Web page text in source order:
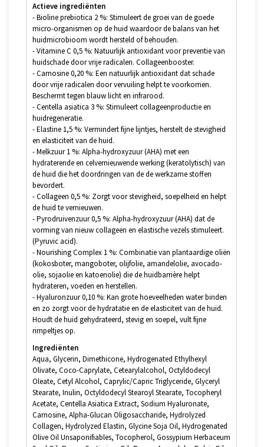
Actieve ingrediënten
- Bioline prebiotica 2 %: Stimuleert de groei van de goede
micro-organismen op de huid waardoor de balans van het
huidmicrobioom wordt hersteld of behouden.
- Vitamine C 0,5 %: Natuurlijk antioxidant voor preventie van
huidschade door vrije radicalen. Collageenbooster.
- Carnosine 0,20 %: Een natuurlijk antioxidant dat schade
door vrije radicalen door vervuiling helpt te voorkomen.
Beschermt tegen blauw licht en infrarood.
- Centella asiatica 3 %: Stimuleert collageenproductie en
huidregeneratie.
- Elastine 1,5 %: Vermindert fijne lijntjes, herstelt de stevigheid
en elasticiteit van de huid.
- Melkzuur 1 %: Alpha-hydroxyzuur (AHA) met een
hydraterende en celvernieuwende werking (keratolytisch) van
de huid die het doordringen van de de werkzame stoffen
bevordert.
- Collageen 0,5 %: Zorgt voor stevigheid, soepelheid en helpt
de huid te vernieuwen.
- Pyrodruivenzuur 0,5 %: Alpha-hydroxyzuur (AHA) dat de
vorming van nieuw collageen en elastische vezels stimuleert.
(Pyruvic acid).
- Nourishing Complex 1 %: Combinatie van plantaardige oliën
(kokosboter, mangoboter, olijfolie, amandelolie, avocado-
olie, sojaolie en katoenolie) die de huidbarrière helpt
hydrateren, voeden en herstellen.
- Hyaluronzuur 0,10 %: Kan grote hoeveelheden water binden
en zo zorgt voor de hydratatie en de elasticiteit van de huid.
Houdt de huid gehydrateerd, stevig en soepel, vult fijne
rimpeltjes op.
Ingrediënten
Aqua, Glycerin, Dimethicone, Hydrogenated Ethylhexyl
Olivate, Coco-Caprylate, Cetearylalcohol, Octyldodecyl
Oleate, Cetyl Alcohol, Caprylic/Capric Triglyceride, Glyceryl
Stearate, Inulin, Octyldodecyl Stearoyl Stearate, Tocopheryl
Acetate, Centella Asiatica Extract, Sodium Hyaluronate,
Carnosine, Alpha-Glucan Oligosaccharide, Hydrolyzed
Collagen, Hydrolyzed Elastin, Glycine Soja Oil, Hydrogenated
Olive Oil Unsaponifiables, Tocopherol, Gossypium Herbaceum